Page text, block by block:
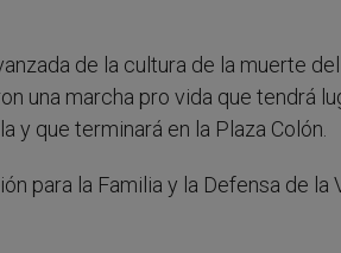
de la cultura de la muerte
una marcha pro vida que tendrá
y que terminará en la Plaza Colón.
para la Familia y la Defensa de la